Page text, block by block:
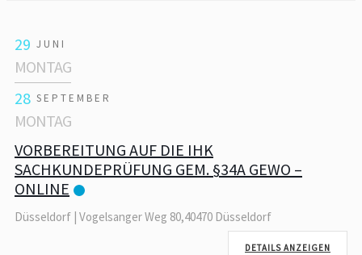
29 JUNI
MONTAG
28 SEPTEMBER
MONTAG
VORBEREITUNG AUF DIE IHK
SACHKUNDEPRÜFUNG GEM. §34A GEWO –
ONLINE
Düsseldorf | Vogelsanger Weg 80,40470 Düsseldorf
DETAILS ANZEIGEN